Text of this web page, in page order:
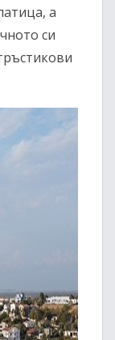
а
си